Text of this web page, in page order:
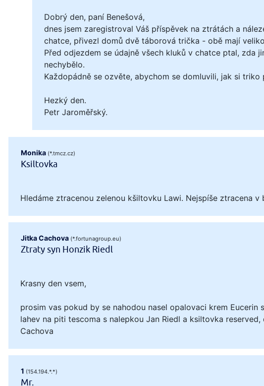
Dobrý den, paní Benešová,
dnes jsem zaregistroval Váš příspěvek na ztrátách a
chatce, přivezl domů dvě táborová trička - obě mají
Před odjezdem se údajně všech kluků v chatce ptal, zda
nechybělo.
Každopádně se ozvěte, abychom se domluvili, jak si
Hezký den.
Petr Jaroměřský.
Monika (*.tmcz.cz)
Ksiltovka
Hledáme ztracenou zelenou kšiltovku Lawi. Nejspíše ztracena v
Jitka Cachova (*.fortunagroup.eu)
Ztraty syn Honzik Riedl
Krasny den vsem,
prosim vas pokud by se nahodou nasel opalovaci krem Eucerin
lahev na piti tescoma s nalepkou Jan Riedl a ksiltovka
Cachova
1 (154.194.*.*)
Mr.